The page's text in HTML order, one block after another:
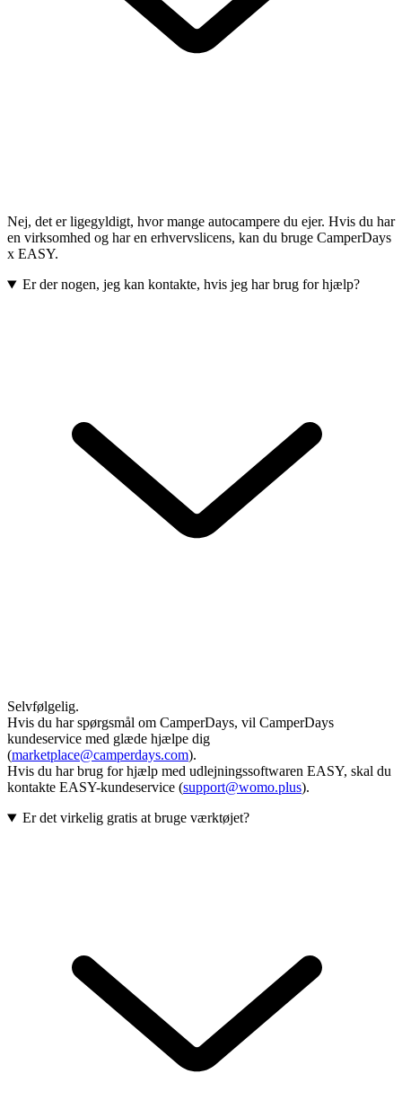
Nej, det er ligegyldigt, hvor mange autocampere du ejer. Hvis du har
en virksomhed og har en erhvervslicens, kan du bruge CamperDays
x EASY.
Er der nogen, jeg kan kontakte, hvis jeg har brug for hjælp?
Selvfølgelig.
Hvis du har spørgsmål om CamperDays, vil CamperDays
kundeservice med glæde hjælpe dig
(marketplace@camperdays.com).
Hvis du har brug for hjælp med udlejningssoftwaren EASY, skal du
kontakte EASY-kundeservice (support@womo.plus).
Er det virkelig gratis at bruge værktøjet?